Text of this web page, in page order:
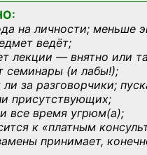
на личности; меньше
ведёт;
лекции — внятно или
семинары (и лабы!);
ли за разговорчики;
присутствующих;
все время угрюм(а);
к «платным
принимает,